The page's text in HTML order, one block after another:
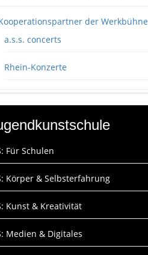
der Werkbühne
a.s.s. concerts
Rhein-Konzerte
Für Schulen
Körper & Selbsterfahrung
Kunst & Kreativität
Medien & Digitales